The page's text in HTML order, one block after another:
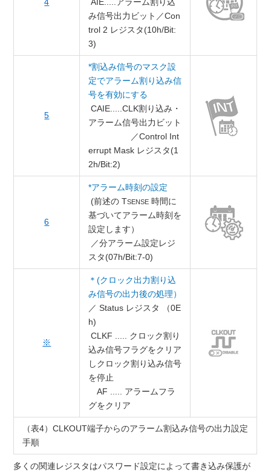
4
AIE.....アラーム割り込
み信号出力ビット／Con
trol 2 レジスタ(10h/Bit:
3)
5
*割込み信号のマスク設
定でアラーム割り込み信
号を有効にする
CAIE.....CLK割り込み・
アラーム信号出力ビット
／Control Int
errupt Mask レジスタ(1
2h/Bit:2)
6
*アラーム時刻の設定
(前述の TSENSE 時間に
基づいてアラーム時刻を
設定します）
／分アラーム設定レジ
スタ(07h/Bit:7-0)
※
＊(クロック出力割り込
み信号の出力後の処理）
／ Status レジスタ （0E
h)
CLKF ..... クロック割り
込み信号フラグをクリア
しクロック割り込み信号
を停止
AF ..... アラームフラ
グをクリア
（表4）CLKOUT端子からのアラーム割込み信号の出力設定
手順
多くの関連レジスタはパスワード設定によって書き込み保護が